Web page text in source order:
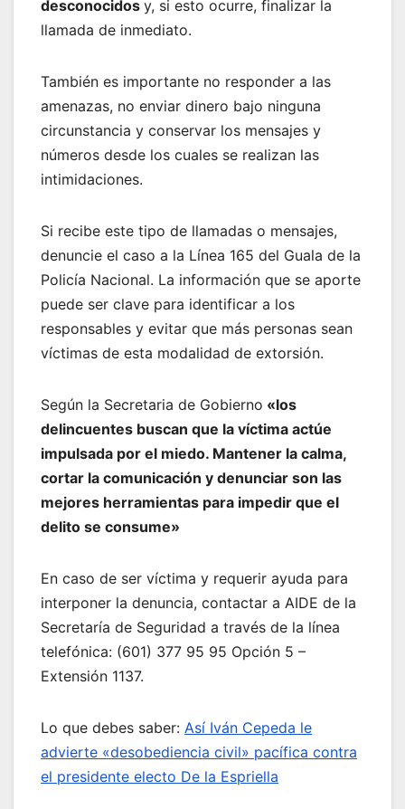
desconocidos y, si esto ocurre, finalizar la
llamada de inmediato.
También es importante no responder a las
amenazas, no enviar dinero bajo ninguna
circunstancia y conservar los mensajes y
números desde los cuales se realizan las
intimidaciones.
Si recibe este tipo de llamadas o mensajes,
denuncie el caso a la Línea 165 del Guala de la
Policía Nacional. La información que se aporte
puede ser clave para identificar a los
responsables y evitar que más personas sean
víctimas de esta modalidad de extorsión.
Según la Secretaria de Gobierno «los
delincuentes buscan que la víctima actúe
impulsada por el miedo. Mantener la calma,
cortar la comunicación y denunciar son las
mejores herramientas para impedir que el
delito se consume»
En caso de ser víctima y requerir ayuda para
interponer la denuncia, contactar a AIDE de la
Secretaría de Seguridad a través de la línea
telefónica: (601) 377 95 95 Opción 5 –
Extensión 1137.
Lo que debes saber: Así Iván Cepeda le
advierte «desobediencia civil» pacífica contra
el presidente electo De la Espriella